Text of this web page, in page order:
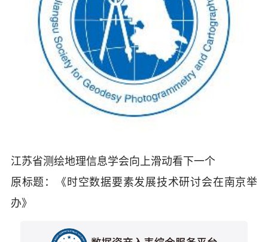
江苏省测绘地理信息学会向上滑动看下一个
原标题：《时空数据要素发展技术研讨会在南京举
办》